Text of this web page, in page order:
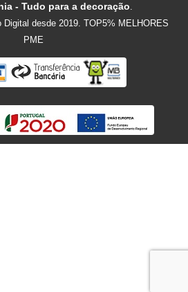
- Tudo para a decoração.
Digital desde 2019. TOP5% MELHORES
PME